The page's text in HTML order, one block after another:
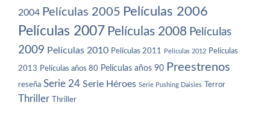
2004 Películas 2005 Películas 2006
Películas 2007 Películas 2008 Películas
2009 Películas 2010 Películas 2011 Películas 2012 Películas
2013 Películas años 80 Películas años 90 Preestrenos
reseña Serie 24 Serie Héroes Serie Pushing Daisies Terror
Thriller Thriller